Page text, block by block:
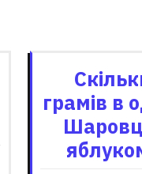
грамів в